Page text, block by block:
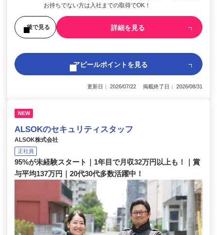
お持ちでない方は入社までの取得でOK！
後で見る 詳細を見る
アピールポイントを見る
更新日： 2026/07/22 掲載終了日： 2026/08/31
NEW
ALSOKのセキュリティスタッフ
ALSOK株式会社
正社員
95%が未経験スタート｜1年目で月収32万円以上も！｜賞
与平均137万円｜20代30代多数活躍中！